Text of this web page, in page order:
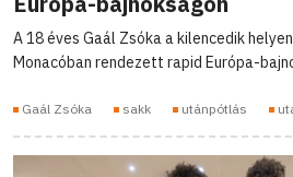
A 18 éves Gaál Zsóka a kilencedik
Monacóban rendezett rapid Európa-
Gaál Zsóka sakk utánpótlás